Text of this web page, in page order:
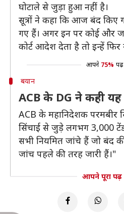
घोटाले से जुड़ा हुआ नहीं है।
सूत्रों ने कहा कि आज बंद किए
गए हैं। अगर इन पर कोई और
कोर्ट आदेश देता है तो इन्हें
आपने 75% पढ़
बयान
ACB के DG ने कही यह
ACB के महानिदेशक परमबीर
सिंचाई से जुड़े लगभग 3,000
सभी नियमित जांचे हैं जो बंद
जांच पहले की तरह जारी हैं।"
आपने पूरा पढ़